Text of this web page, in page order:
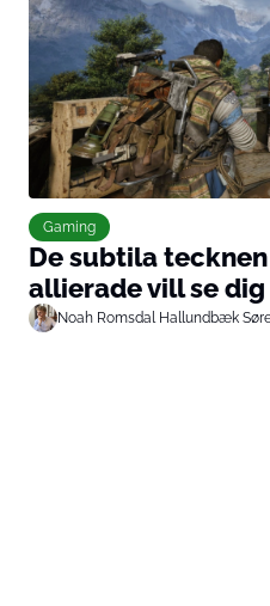
Gaming
De subtila
allierade vill se
Noah Romsdal Hallundbæk